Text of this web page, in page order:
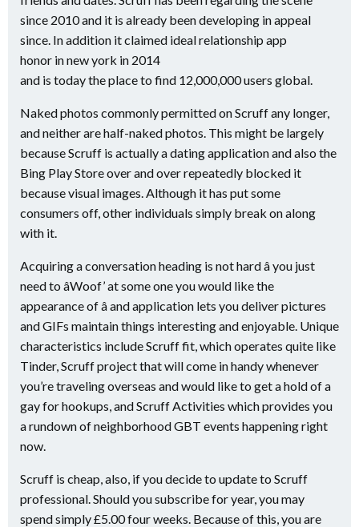
since 2010 and it is already been developing in appeal
since. In addition it claimed ideal relationship app
honor in new york in 2014
and is today the place to find 12,000,000 users global.
Naked photos commonly permitted on Scruff any longer,
and neither are half-naked photos. This might be largely
because Scruff is actually a dating application and also the
Bing Play Store over and over repeatedly blocked it
because visual images. Although it has put some
consumers off, other individuals simply break on along
with it.
Acquiring a conversation heading is not hard â you just
need to âWoof’ at some one you would like the
appearance of â and application lets you deliver pictures
and GIFs maintain things interesting and enjoyable. Unique
characteristics include Scruff fit, which operates quite like
Tinder, Scruff project that will come in handy whenever
you’re traveling overseas and would like to get a hold of a
gay for hookups, and Scruff Activities which provides you
a rundown of neighborhood GBT events happening right
now.
Scruff is cheap, also, if you decide to update to Scruff
professional. Should you subscribe for year, you may
spend simply £5.00 four weeks. Because of this, you are